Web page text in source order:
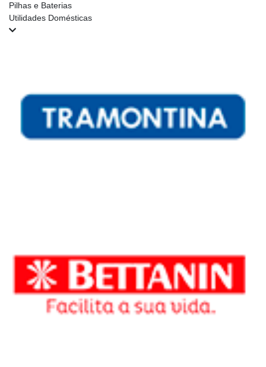
Pilhas e Baterias
Utilidades Domésticas